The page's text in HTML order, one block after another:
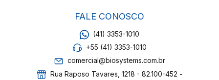
FALE CONOSCO
(41) 3353-1010
+55 (41) 3353-1010
comercial@biosystems.com.br
Rua Raposo Tavares, 1218 - 82.100-452 -